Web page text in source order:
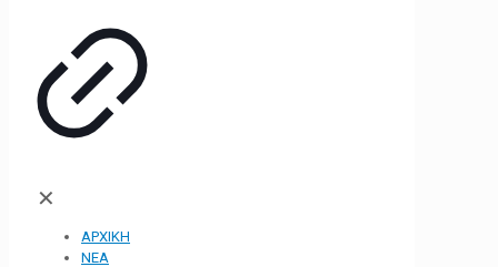
✕
ΑΡΧΙΚΗ
ΝΕΑ